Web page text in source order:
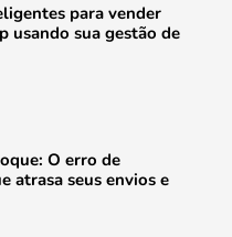
para vender
usando sua gestão de
O erro de
atrasa seus envios e